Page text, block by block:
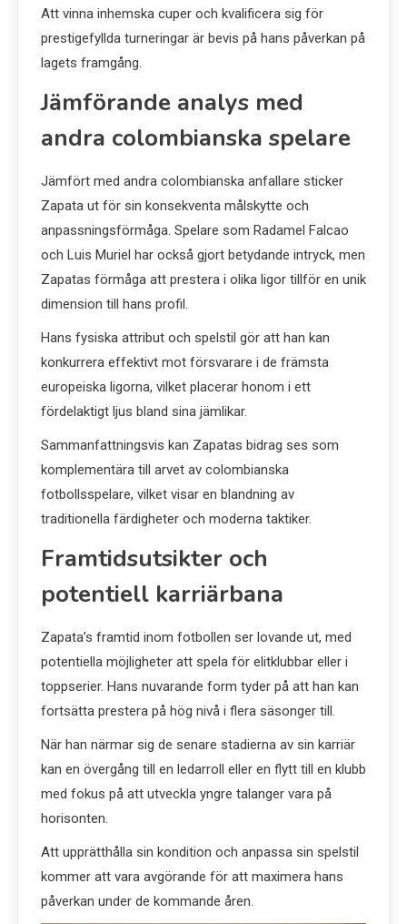
Att vinna inhemska cuper och kvalificera sig för
prestigefyllda turneringar är bevis på hans påverkan på
lagets framgång.
Jämförande analys med
andra colombianska spelare
Jämfört med andra colombianska anfallare sticker
Zapata ut för sin konsekventa målskytte och
anpassningsförmåga. Spelare som Radamel Falcao
och Luis Muriel har också gjort betydande intryck, men
Zapatas förmåga att prestera i olika ligor tillför en unik
dimension till hans profil.
Hans fysiska attribut och spelstil gör att han kan
konkurrera effektivt mot försvarare i de främsta
europeiska ligorna, vilket placerar honom i ett
fördelaktigt ljus bland sina jämlikar.
Sammanfattningsvis kan Zapatas bidrag ses som
komplementära till arvet av colombianska
fotbollsspelare, vilket visar en blandning av
traditionella färdigheter och moderna taktiker.
Framtidsutsikter och
potentiell karriärbana
Zapata’s framtid inom fotbollen ser lovande ut, med
potentiella möjligheter att spela för elitklubbar eller i
toppserier. Hans nuvarande form tyder på att han kan
fortsätta prestera på hög nivå i flera säsonger till.
När han närmar sig de senare stadierna av sin karriär
kan en övergång till en ledarroll eller en flytt till en klubb
med fokus på att utveckla yngre talanger vara på
horisonten.
Att upprätthålla sin kondition och anpassa sin spelstil
kommer att vara avgörande för att maximera hans
påverkan under de kommande åren.